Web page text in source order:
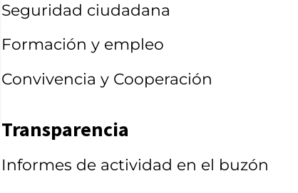
Seguridad ciudadana
Formación y empleo
Convivencia y Cooperación
Transparencia
Informes de actividad en el buzón